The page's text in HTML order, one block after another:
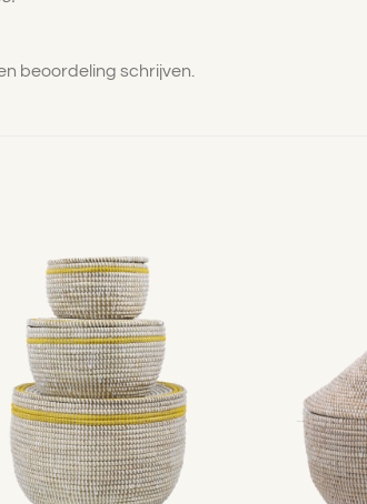
beoordeling schrijven.